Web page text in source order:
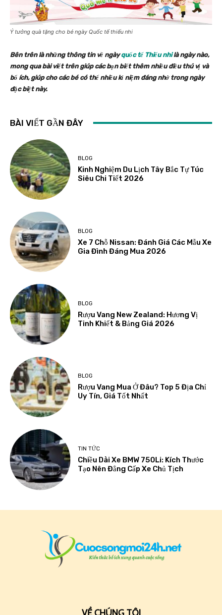
Ý tưởng quà tặng cho bé ngày Quốc tế thiếu nhi
Bên trên là những thông tin về ngàyquốc tế Thiếu nhilà ngày nào,
mong qua bài viết trên giúp các bạn biết thêm nhiều điều thú vị và
bổ ích, giúp cho các bé có thể nhiều kỉ niệm đáng nhớ trong ngày
đặc biệt này.
BÀI VIẾT GẦN ĐÂY
BLOG
Kinh Nghiệm Du Lịch Tây Bắc Tự Túc
Siêu Chi Tiết 2026
BLOG
Xe 7 Chỗ Nissan: Đánh Giá Các Mẫu Xe
Gia Đình Đáng Mua 2026
BLOG
Rượu Vang New Zealand: Hương Vị
Tinh Khiết & Bảng Giá 2026
BLOG
Rượu Vang Mua Ở Đâu? Top 5 Địa Chỉ
Uy Tín, Giá Tốt Nhất
TIN TỨC
Chiều Dài Xe BMW 750Li: Kích Thước
Tạo Nên Đẳng Cấp Xe Chủ Tịch